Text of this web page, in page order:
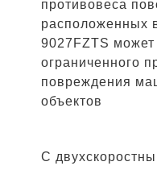
противовеса
расположенных
9027FZTS может
ограниченного
повреждения
объектов
С